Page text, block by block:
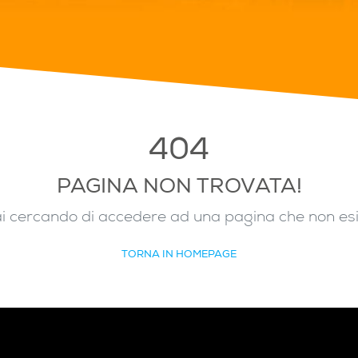
404
PAGINA NON TROVATA!
cercando di accedere ad una pagina che non
TORNA IN HOMEPAGE